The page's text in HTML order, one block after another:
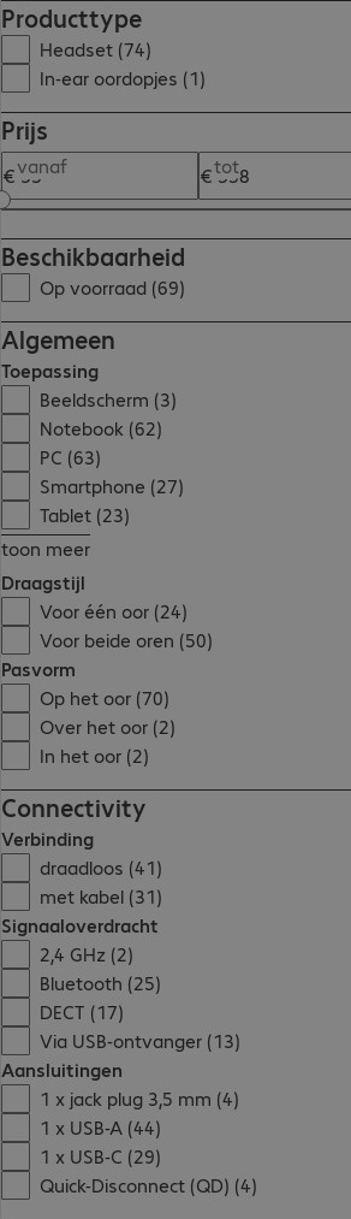
Producttype
Headset (74)
In-ear oordopjes (1)
Prijs
vanaf tot
Beschikbaarheid
Op voorraad (69)
Algemeen
Toepassing
Beeldscherm (3)
Notebook (62)
PC (63)
Smartphone (27)
Tablet (23)
toon meer
Draagstijl
Voor één oor (24)
Voor beide oren (50)
Pasvorm
Op het oor (70)
Over het oor (2)
In het oor (2)
Connectivity
Verbinding
draadloos (41)
met kabel (31)
Signaaloverdracht
2,4 GHz (2)
Bluetooth (25)
DECT (17)
Via USB-ontvanger (13)
Aansluitingen
1 x jack plug 3,5 mm (4)
1 x USB-A (44)
1 x USB-C (29)
Quick-Disconnect (QD) (4)